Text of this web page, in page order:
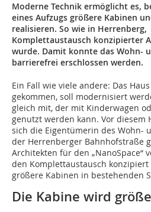
Moderne Technik ermöglicht es,
eines Aufzugs größere Kabinen
realisieren. So wie in
Komplettaus­tausch konzipierter
wurde. Damit konnte das Wohn-
barrierefrei erschlossen werden.
Ein Fall wie viele andere: Das
gekommen, soll modernisiert
gleich mit, der mit Kinderwagen
genutzt werden kann. Vor
sich die Eigentümerin des Wohn-
der Herrenberger Bahnhofstraße
Architekten für den „NanoSpace“
den Komplettaustausch
größere Kabinen in bestehenden
Die Kabine wird